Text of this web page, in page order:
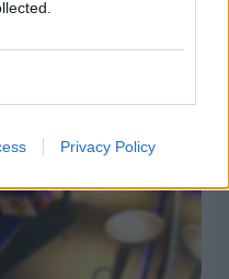
Privacy Policy